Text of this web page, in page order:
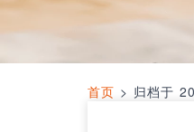
首页 > 归档于